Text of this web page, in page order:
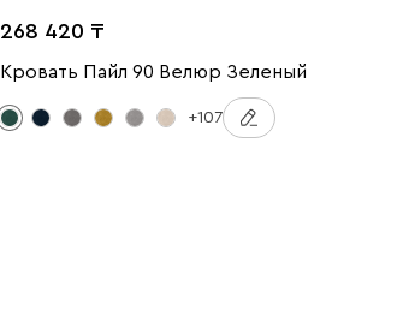
268 420
Кровать Пайл 90 Велюр Зеленый
+107